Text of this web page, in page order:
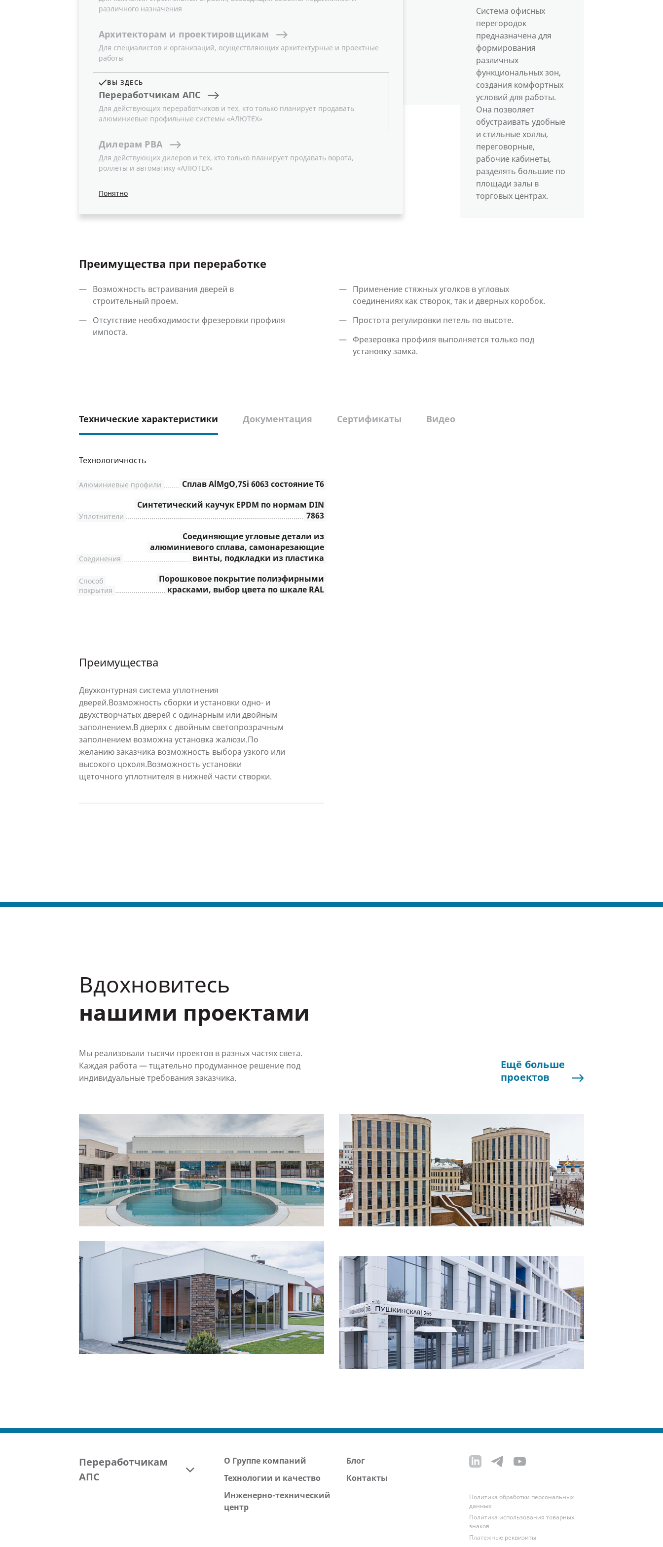
различного назначения
Архитекторам и проектировщикам
Для специалистов и организаций, осуществляющих архитектурные и проектные
работы
ВЫ ЗДЕСЬ
Переработчикам АПС
Для действующих переработчиков и тех, кто только планирует продавать
алюминиевые профильные системы «АЛЮТЕХ»
Дилерам РВА
Для действующих дилеров и тех, кто только планирует продавать ворота,
роллеты и автоматику «АЛЮТЕХ»
Понятно
Система офисных
перегородок
предназначена для
формирования
различных
функциональных зон,
создания комфортных
условий для работы.
Она позволяет
обустраивать удобные
и стильные холлы,
переговорные,
рабочие кабинеты,
разделять большие по
площади залы в
торговых центрах.
Преимущества при переработке
Возможность встраивания дверей в
строительный проем.
Отсутствие необходимости фрезеровки профиля
импоста.
Применение стяжных уголков в угловых
соединениях как створок, так и дверных коробок.
Простота регулировки петель по высоте.
Фрезеровка профиля выполняется только под
установку замка.
Технические характеристики Документация Сертификаты Видео
Технологичность
Сплав AlMgO,7Si 6063 состояние Т6
Алюминиевые профили
Синтетический каучук EPDM по нормам DIN
7863
Уплотнители
Соединяющие угловые детали из
алюминиевого сплава, самонарезающие
винты, подкладки из пластика
Соединения
Порошковое покрытие полиэфирными
красками, выбор цвета по шкале RAL
Способ
покрытия
Преимущества
Двухконтурная система уплотнения
дверей.Возможность сборки и установки одно- и
двухстворчатых дверей с одинарным или двойным
заполнением.В дверях с двойным светопрозрачным
заполнением возможна установка жалюзи.По
желанию заказчика возможность выбора узкого или
высокого цоколя.Возможность установки
щеточного уплотнителя в нижней части створки.
Вдохновитесь
нашими проектами
Мы реализовали тысячи проектов в разных частях света.
Каждая работа — тщательно продуманное решение под
индивидуальные требования заказчика.
Ещё больше
проектов
Смотреть проект
Смотретьпроект
Смотреть проект
Смотреть проект
Переработчикам
АПС
О Группе компаний
Технологии и качество
Инженерно-технический
центр
Блог
Контакты
Политика обработки персональных
данных
Политика использования товарных
знаков
Платежные реквизиты